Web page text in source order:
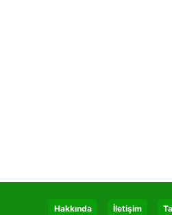
Hakkında İletişim